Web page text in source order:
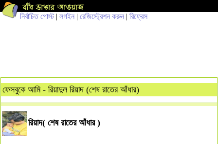
নির্বাচিত পোস্ট| লগইন | রেজিস্ট্রেশন করুন | রিফ্রেস
ফেসবুকে আমি - রিয়াদুল রিয়াদ (শেষ রাতের আঁধার)
রিয়াদ( শেষ রাতের আঁধার )